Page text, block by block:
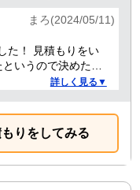
まろ(2024/05/11)
た！ 見積もりをい
いうので決めたの
く、 作業自体も素
詳しく見る▼
りをしてみる